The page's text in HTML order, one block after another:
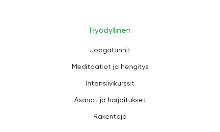
Hyödyllinen
Joogatunnit
Meditaatiot ja hengitys
Intensiivikurssit
Asanat ja harjoitukset
Rakentaja